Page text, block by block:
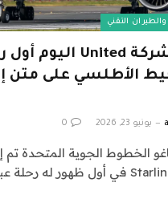
التقني
الأطلسي على متن
يونيو 23, 2026 0
الخطوط الجوية المتحدة تم